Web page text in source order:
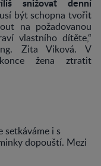
být schopna tvořit
na požadovanou
vlastního dítěte,“
Zita Viková. V
žena ztratit
setkáváme i s
dopouští. Mezi